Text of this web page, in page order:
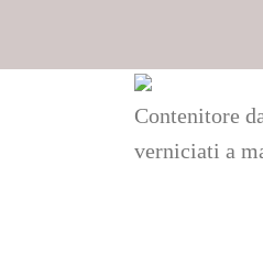
Contenitore
verniciati a